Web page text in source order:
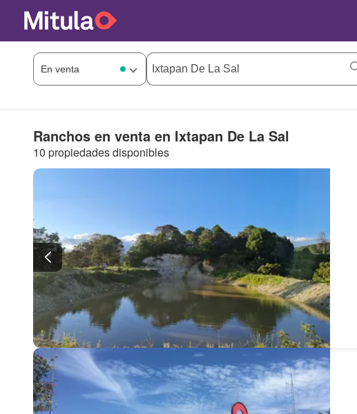
Ranchos en venta en Ixtapan De La Sal
10 propiedades disponibles